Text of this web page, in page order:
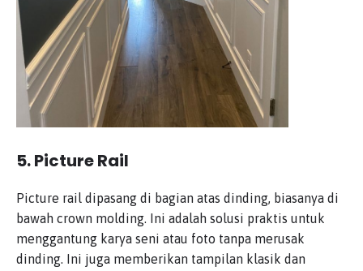
5.Picture Rail
Picture rail dipasang di bagian atas dinding, biasanya di
bawah crown molding. Ini adalah solusi praktis untuk
menggantung karya seni atau foto tanpa merusak
dinding. Ini juga memberikan tampilan klasik dan